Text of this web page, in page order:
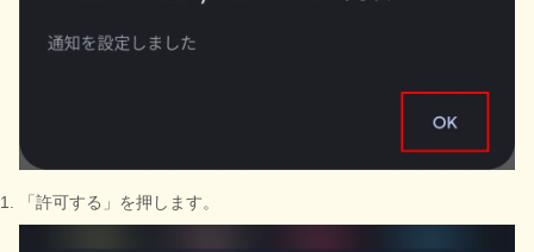
「許可する」を押します。